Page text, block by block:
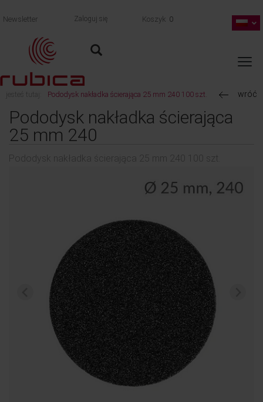
Newsletter Zaloguj się Koszyk 0
jesteś tutaj: Pododysk nakładka ścierająca 25 mm 240 100 szt. wróć
Pododysk nakładka ścierająca
25 mm 240
Pododysk nakładka ścierająca 25 mm 240 100 szt.